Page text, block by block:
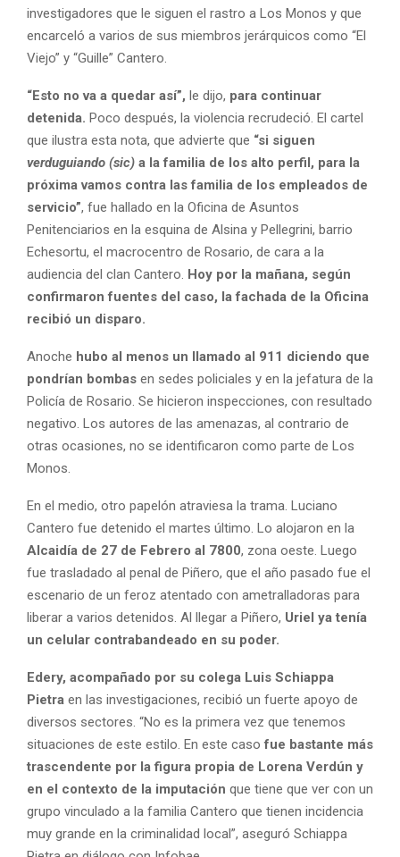
investigadores que le siguen el rastro a Los Monos y que
encarceló a varios de sus miembros jerárquicos como “El
Viejo” y “Guille” Cantero.
“Esto no va a quedar así”, le dijo, para continuar
detenida. Poco después, la violencia recrudeció. El cartel
que ilustra esta nota, que advierte que “si siguen
verduguiando (sic) a la familia de los alto perfil, para la
próxima vamos contra las familia de los empleados de
servicio”, fue hallado en la Oficina de Asuntos
Penitenciarios en la esquina de Alsina y Pellegrini, barrio
Echesortu, el macrocentro de Rosario, de cara a la
audiencia del clan Cantero. Hoy por la mañana, según
confirmaron fuentes del caso, la fachada de la Oficina
recibió un disparo.
Anoche hubo al menos un llamado al 911 diciendo que
pondrían bombas en sedes policiales y en la jefatura de la
Policía de Rosario. Se hicieron inspecciones, con resultado
negativo. Los autores de las amenazas, al contrario de
otras ocasiones, no se identificaron como parte de Los
Monos.
En el medio, otro papelón atraviesa la trama. Luciano
Cantero fue detenido el martes último. Lo alojaron en la
Alcaidía de 27 de Febrero al 7800, zona oeste. Luego
fue trasladado al penal de Piñero, que el año pasado fue el
escenario de un feroz atentado con ametralladoras para
liberar a varios detenidos. Al llegar a Piñero, Uriel ya tenía
un celular contrabandeado en su poder.
Edery, acompañado por su colega Luis Schiappa
Pietra en las investigaciones, recibió un fuerte apoyo de
diversos sectores. “No es la primera vez que tenemos
situaciones de este estilo. En este casofue bastante más
trascendente por la figura propia de Lorena Verdún y
en el contexto de la imputación que tiene que ver con un
grupo vinculado a la familia Cantero que tienen incidencia
muy grande en la criminalidad local”, aseguró Schiappa